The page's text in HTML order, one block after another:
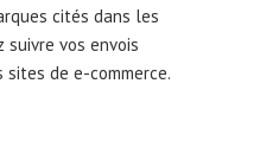
cités dans les
suivre vos envois
de e-commerce.